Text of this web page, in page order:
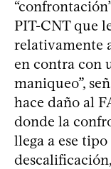
PIT-CNT que
relativamente
en contra con
maniqueo”,
hace daño al
donde la
llega a ese